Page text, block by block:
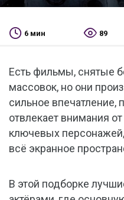
6 мин 89
Есть фильмы, снятые
массовок, но они
сильное впечатление,
отвлекает внимания
ключевых
всё экранное
В этой подборке